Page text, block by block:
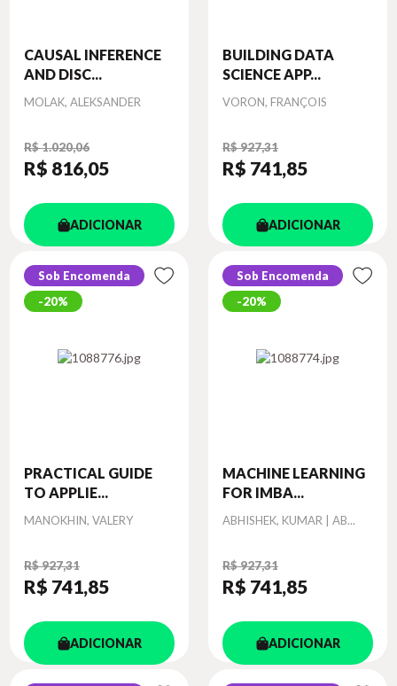
CAUSAL INFERENCE
AND DISC...
Autor
MOLAK, ALEKSANDER
R$ 1.020,06
R$ 816,05
ADICIONAR
BUILDING DATA
SCIENCE APP...
Autor
VORON, FRANÇOIS
R$ 927,31
R$ 741,85
ADICIONAR
Sob Encomenda
20%
PRACTICAL GUIDE
TO APPLIE...
Autor
MANOKHIN, VALERY
R$ 927,31
R$ 741,85
ADICIONAR
Sob Encomenda
20%
MACHINE LEARNING
FOR IMBA...
Autor
ABHISHEK, KUMAR | AB...
R$ 927,31
R$ 741,85
ADICIONAR